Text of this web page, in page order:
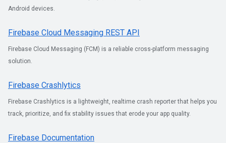
Android devices.
Firebase Cloud Messaging REST API
Firebase Cloud Messaging (FCM) is a reliable cross-platform messaging
solution.
Firebase Crashlytics
Firebase Crashlytics is a lightweight, realtime crash reporter that helps you
track, prioritize, and fix stability issues that erode your app quality.
Firebase Documentation